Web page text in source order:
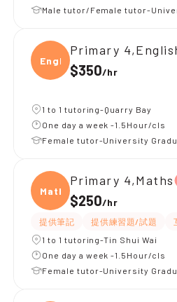
Male tutor/Female tutor-
Engli
Primary
$350/hr
1 to 1 tutoring-Quarry Bay
One day a week -1.5Hour/cls
Female tutor-University
Maths
Primary 4,Maths
$250/hr
提供筆記 提供練習題/試題
1 to 1 tutoring-Tin Shui Wai
One day a week -1.5Hour/cls
Female tutor-University